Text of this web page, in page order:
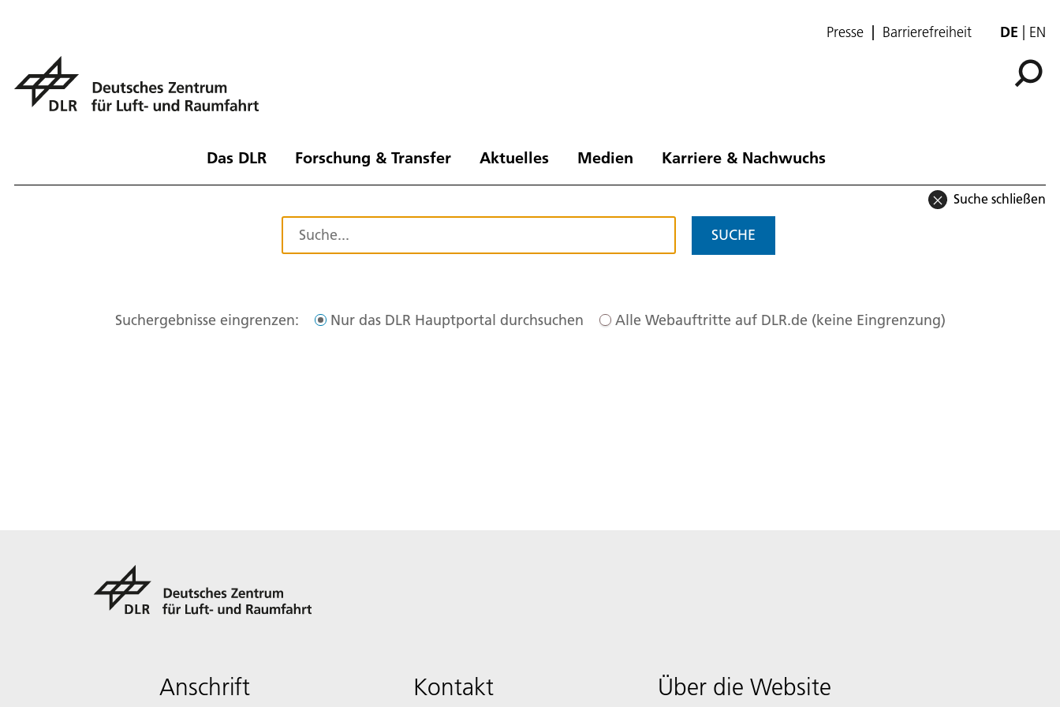
Presse Barrierefreiheit DE EN
Das DLR Forschung & Transfer Aktuelles Medien Karriere & Nachwuchs
Suche schließen
SUCHE
Suchergebnisse eingrenzen: Nur das DLR Hauptportal durchsuchen Alle Webauftritte auf DLR.de (keine Eingrenzung)
Anschrift Kontakt Über die Website